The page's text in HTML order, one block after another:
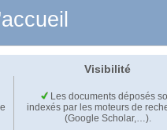
Visibilité
Les documents déposés
indexés par les moteurs de
(Google Scholar,…).